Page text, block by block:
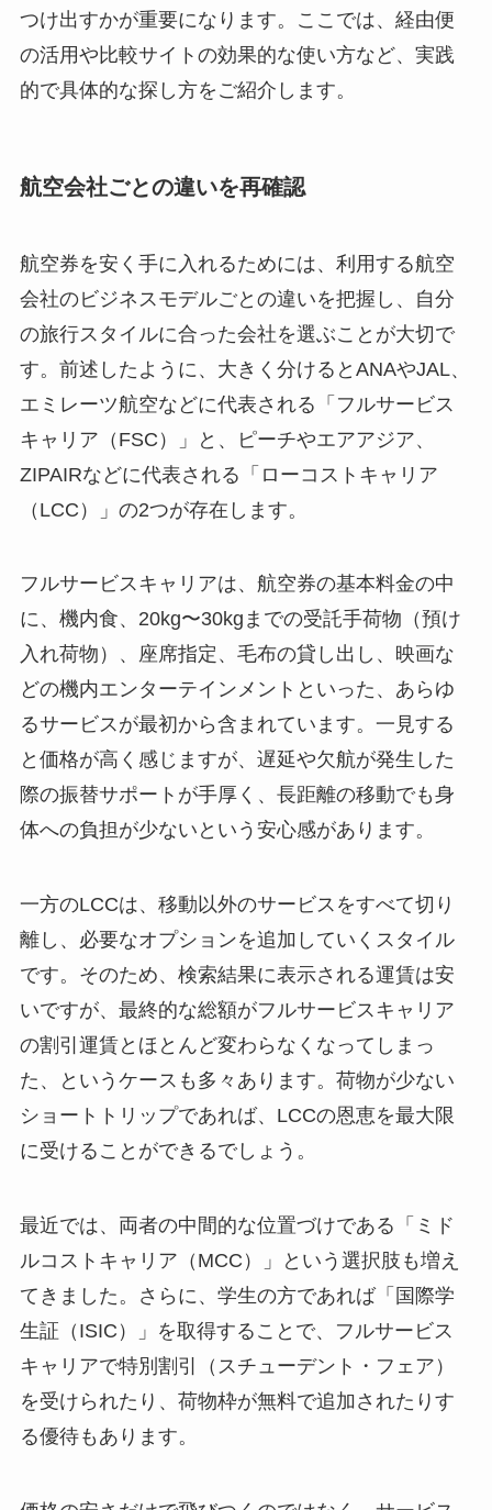
つけ出すかが重要になります。ここでは、経由便
の活用や比較サイトの効果的な使い方など、実践
的で具体的な探し方をご紹介します。
航空会社ごとの違いを再確認
航空券を安く手に入れるためには、利用する航空
会社のビジネスモデルごとの違いを把握し、自分
の旅行スタイルに合った会社を選ぶことが大切で
す。前述したように、大きく分けるとANAやJAL、
エミレーツ航空などに代表される「フルサービス
キャリア（FSC）」と、ピーチやエアアジア、
ZIPAIRなどに代表される「ローコストキャリア
（LCC）」の2つが存在します。
フルサービスキャリアは、航空券の基本料金の中
に、機内食、20kg〜30kgまでの受託手荷物（預け
入れ荷物）、座席指定、毛布の貸し出し、映画な
どの機内エンターテインメントといった、あらゆ
るサービスが最初から含まれています。一見する
と価格が高く感じますが、遅延や欠航が発生した
際の振替サポートが手厚く、長距離の移動でも身
体への負担が少ないという安心感があります。
一方のLCCは、移動以外のサービスをすべて切り
離し、必要なオプションを追加していくスタイル
です。そのため、検索結果に表示される運賃は安
いですが、最終的な総額がフルサービスキャリア
の割引運賃とほとんど変わらなくなってしまっ
た、というケースも多々あります。荷物が少ない
ショートトリップであれば、LCCの恩恵を最大限
に受けることができるでしょう。
最近では、両者の中間的な位置づけである「ミド
ルコストキャリア（MCC）」という選択肢も増え
てきました。さらに、学生の方であれば「国際学
生証（ISIC）」を取得することで、フルサービス
キャリアで特別割引（スチューデント・フェア）
を受けられたり、荷物枠が無料で追加されたりす
る優待もあります。